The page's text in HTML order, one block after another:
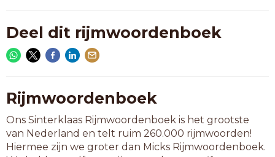
9-letterwoorden
aanhangen
aanvangen
halflange
ijstangen
knielange
kuitlange
lofzangen
Deel dit rijmwoordenboek
Rijmwoordenboek
Ons Sinterklaas Rijmwoordenboek is het grootste
van Nederland en telt ruim 260.000 rijmwoorden!
Hiermee zijn we groter dan Micks Rijmwoordenboek.